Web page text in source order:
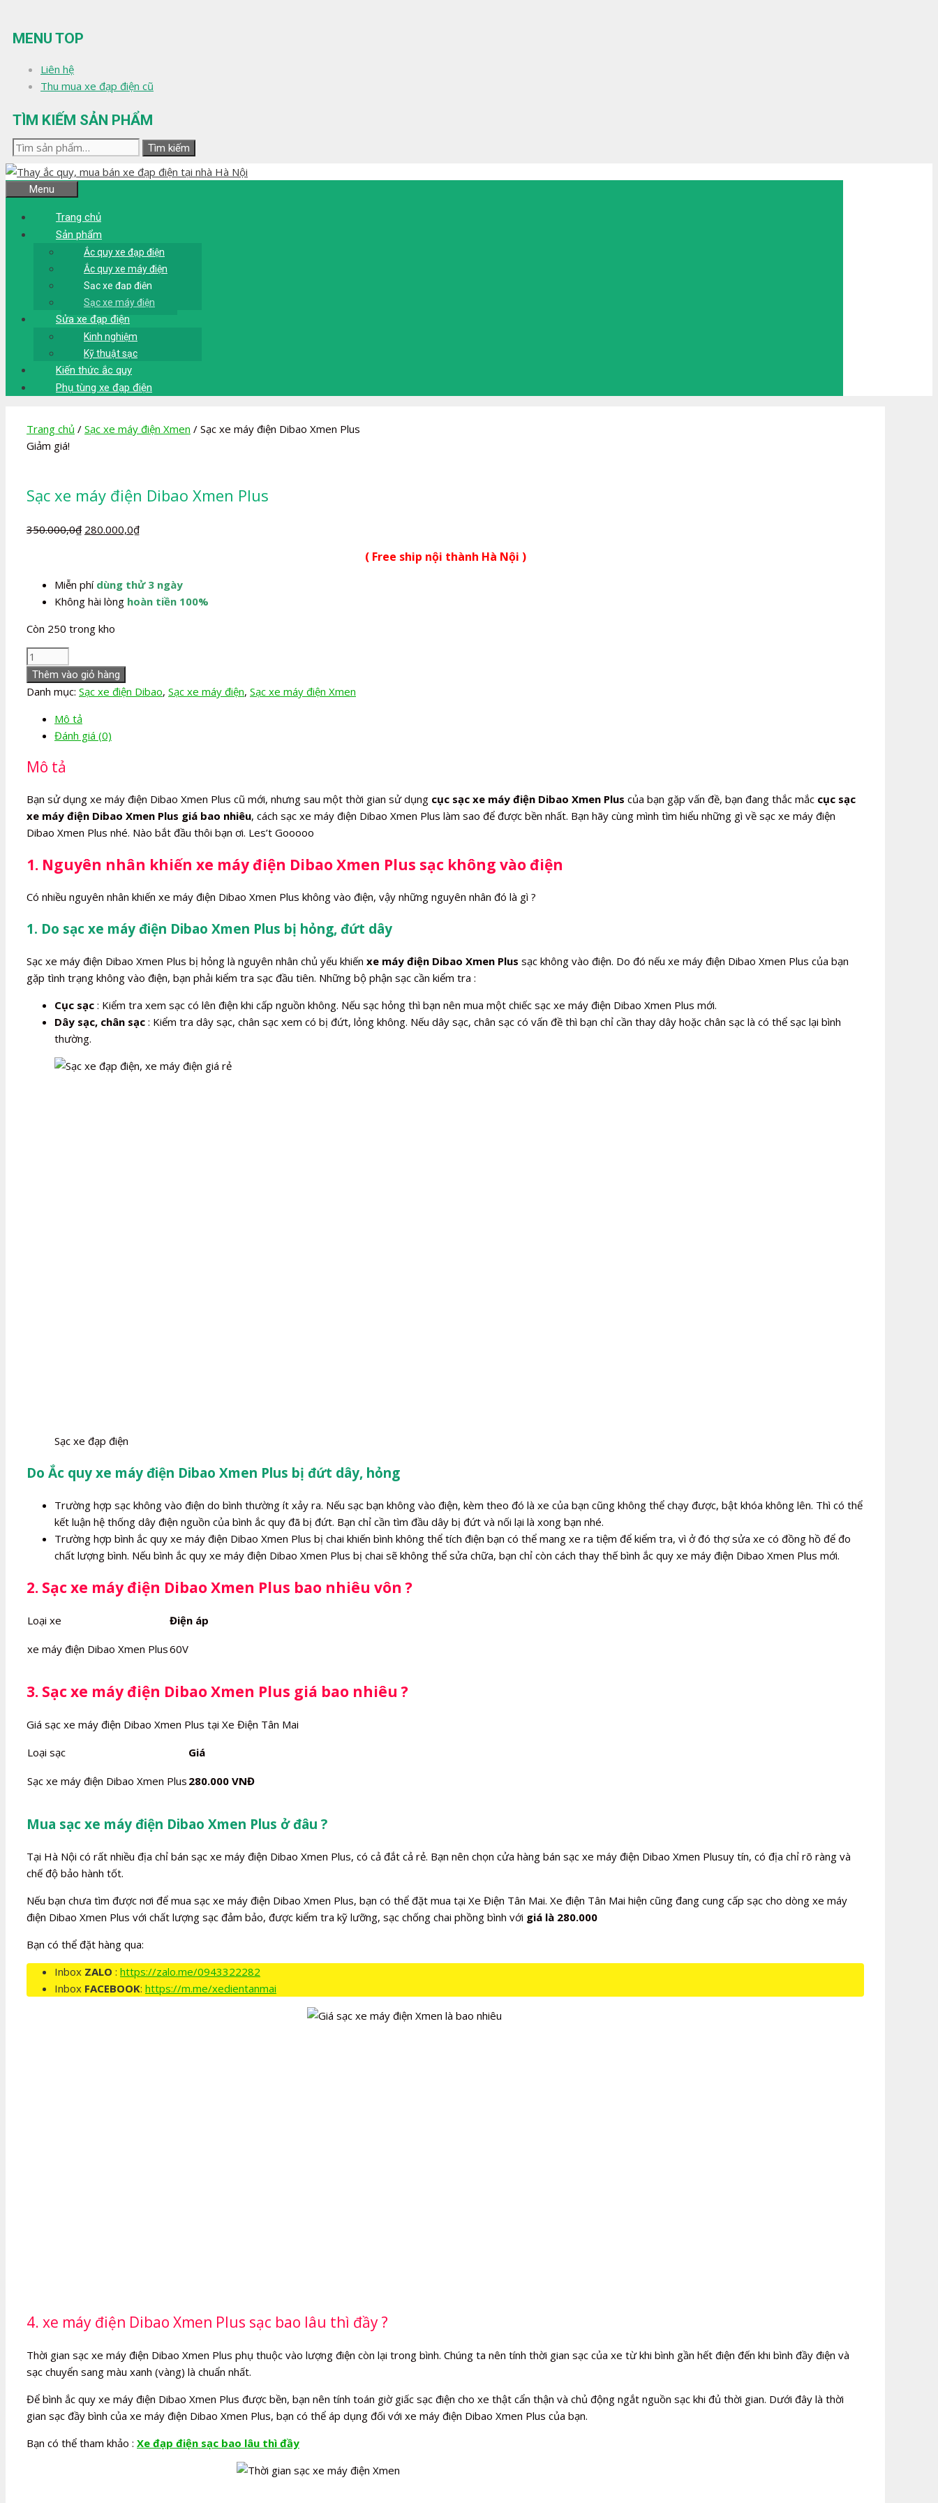
đến
nội
MENU TOP
Liên hệ
Thu mua xe đạp điện cũ
TÌM KIẾM SẢN PHẨM
Tìm
kiếm:
Tìm kiếm
Menu
Trang chủ
Sản phẩm
Ắc quy xe đạp điện
Ắc quy xe máy điện
Sạc xe đạp điện
Sạc xe máy điện
Sửa xe đạp điện
Kinh nghiệm
Kỹ thuật sạc
Kiến thức ắc quy
Phụ tùng xe đạp điện
Trang chủ / Sạc xe máy điện Xmen / Sạc xe máy điện Dibao Xmen Plus
Giảm giá!
Sạc xe máy điện Dibao Xmen Plus
350.000,0₫ Giá
350.000,0₫.
280.000,0₫Giá
là:
280.000,0₫.
( Free ship nội thành Hà Nội )
Miễn phí dùng thử 3 ngày
Không hài lòng hoàn tiền 100%
Còn 250 trong kho
Sạc
xe
máy
Dibao
Xmen
số
Thêm vào giỏ hàng
Danh mục: Sạc xe điện Dibao, Sạc xe máy điện, Sạc xe máy điện Xmen
Mô tả
Đánh giá (0)
Mô tả
Bạn sử dụng xe máy điện Dibao Xmen Plus cũ mới, nhưng sau một thời gian sử dụng cục sạc xe máy điện Dibao Xmen Plus của bạn gặp vấn đề, bạn đang thắc mắc cục sạc
xe máy điện Dibao Xmen Plus giá bao nhiêu, cách sạc xe máy điện Dibao Xmen Plus làm sao để được bền nhất. Bạn hãy cùng mình tìm hiểu những gì về sạc xe máy điện
Dibao Xmen Plus nhé. Nào bắt đầu thôi bạn ơi. Les’t Gooooo
1. Nguyên nhân khiến xe máy điện Dibao Xmen Plus sạc không vào điện
Có nhiều nguyên nhân khiến xe máy điện Dibao Xmen Plus không vào điện, vậy những nguyên nhân đó là gì ?
1. Do sạc xe máy điện Dibao Xmen Plus bị hỏng, đứt dây
Sạc xe máy điện Dibao Xmen Plus bị hỏng là nguyên nhân chủ yếu khiến xe máy điện Dibao Xmen Plus sạc không vào điện. Do đó nếu xe máy điện Dibao Xmen Plus của bạn
gặp tình trạng không vào điện, bạn phải kiểm tra sạc đầu tiên. Những bộ phận sạc cần kiểm tra :
Cục sạc : Kiểm tra xem sạc có lên điện khi cấp nguồn không. Nếu sạc hỏng thì bạn nên mua một chiếc sạc xe máy điện Dibao Xmen Plus mới.
Dây sạc, chân sạc : Kiểm tra dây sạc, chân sạc xem có bị đứt, lỏng không. Nếu dây sạc, chân sạc có vấn đề thì bạn chỉ cần thay dây hoặc chân sạc là có thể sạc lại bình
thường.
Sạc xe đạp điện
Do Ắc quy xe máy điện Dibao Xmen Plus bị đứt dây, hỏng
Trường hợp sạc không vào điện do bình thường ít xảy ra. Nếu sạc bạn không vào điện, kèm theo đó là xe của bạn cũng không thể chạy được, bật khóa không lên. Thì có thể
kết luận hệ thống dây điện nguồn của bình ắc quy đã bị đứt. Bạn chỉ cần tìm đầu dây bị đứt và nối lại là xong bạn nhé.
Trường hợp bình ắc quy xe máy điện Dibao Xmen Plus bị chai khiến bình không thể tích điện bạn có thể mang xe ra tiệm để kiểm tra, vì ở đó thợ sửa xe có đồng hồ để đo
chất lượng bình. Nếu bình ắc quy xe máy điện Dibao Xmen Plus bị chai sẽ không thể sửa chữa, bạn chỉ còn cách thay thế bình ắc quy xe máy điện Dibao Xmen Plus mới.
2. Sạc xe máy điện Dibao Xmen Plus bao nhiêu vôn ?
Loại xe Điện áp
xe máy điện Dibao Xmen Plus60V
3. Sạc xe máy điện Dibao Xmen Plus giá bao nhiêu ?
Giá sạc xe máy điện Dibao Xmen Plus tại Xe Điện Tân Mai
Loại sạc
Giá
Sạc xe máy điện Dibao Xmen Plus 280.000 VNĐ
Mua sạc xe máy điện Dibao Xmen Plus ở đâu ?
Tại Hà Nội có rất nhiều địa chỉ bán sạc xe máy điện Dibao Xmen Plus, có cả đắt cả rẻ. Bạn nên chọn cửa hàng bán sạc xe máy điện Dibao Xmen Plusuy tín, có địa chỉ rõ ràng và
chế độ bảo hành tốt.
Nếu bạn chưa tìm được nơi để mua sạc xe máy điện Dibao Xmen Plus, bạn có thể đặt mua tại Xe Điện Tân Mai. Xe điện Tân Mai hiện cũng đang cung cấp sạc cho dòng xe máy
điện Dibao Xmen Plus với chất lượng sạc đảm bảo, được kiểm tra kỹ lưỡng, sạc chống chai phồng bình với giá là 280.000
Bạn có thể đặt hàng qua:
Inbox ZALO : https://zalo.me/0943322282
Inbox FACEBOOK: https://m.me/xedientanmai
4. xe máy điện Dibao Xmen Plus sạc bao lâu thì đầy ?
Thời gian sạc xe máy điện Dibao Xmen Plus phụ thuộc vào lượng điện còn lại trong bình. Chúng ta nên tính thời gian sạc của xe từ khi bình gần hết điện đến khi bình đầy điện và
sạc chuyển sang màu xanh (vàng) là chuẩn nhất.
Để bình ắc quy xe máy điện Dibao Xmen Plus được bền, bạn nên tính toán giờ giấc sạc điện cho xe thật cẩn thận và chủ động ngắt nguồn sạc khi đủ thời gian. Dưới đây là thời
gian sạc đầy bình của xe máy điện Dibao Xmen Plus, bạn có thể áp dụng đối với xe máy điện Dibao Xmen Plus của bạn.
Bạn có thể tham khảo : Xe đạp điện sạc bao lâu thì đầy